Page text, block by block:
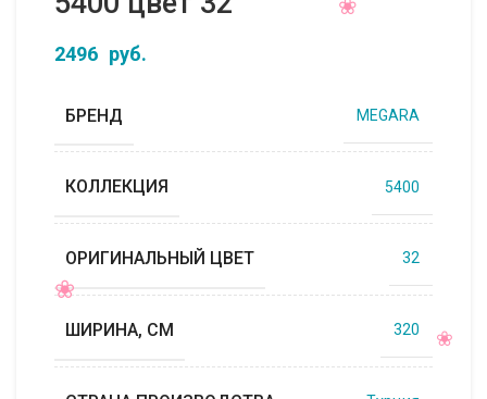
2496 руб.
БРЕНД MEGARA
КОЛЛЕКЦИЯ 5400
ОРИГИНАЛЬНЫЙ ЦВЕТ 32
ШИРИНА, СМ 320